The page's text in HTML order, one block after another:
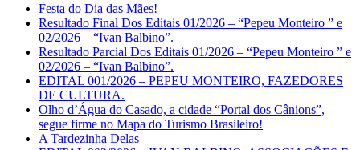
Festa do Dia das Mães!
Resultado Final Dos Editais 01/2026 – “Pepeu Monteiro ” e
02/2026 – “Ivan Balbino”.
Resultado Parcial Dos Editais 01/2026 – “Pepeu Monteiro ” e
02/2026 – “Ivan Balbino”.
EDITAL 001/2026 – PEPEU MONTEIRO, FAZEDORES
DE CULTURA.
Olho d’Água do Casado, a cidade “Portal dos Cânions”,
segue firme no Mapa do Turismo Brasileiro!
A Tardezinha Delas